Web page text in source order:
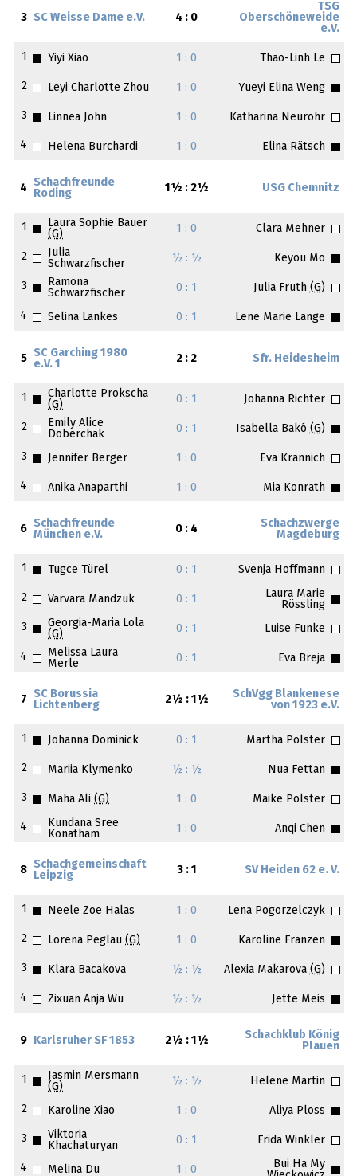
3 SC Weisse Dame e.V. 4 : 0
TSG
Oberschöneweide
e.V.
1 Yiyi Xiao 1 : 0 Thao-Linh Le
2 Leyi Charlotte Zhou 1 : 0 Yueyi Elina Weng
3 Linnea John 1 : 0 Katharina Neurohr
4 Helena Burchardi 1 : 0 Elina Rätsch
4
Schachfreunde
Roding
1½ : 2½ USG Chemnitz
1
Laura Sophie Bauer
(G)
1 : 0 Clara Mehner
2
Julia
Schwarzfischer
½ : ½ Keyou Mo
3
Ramona
Schwarzfischer
0 : 1 Julia Fruth (G)
4 Selina Lankes 0 : 1 Lene Marie Lange
5
SC Garching 1980
e.V. 1
2 : 2 Sfr. Heidesheim
1
Charlotte Prokscha
(G)
0 : 1 Johanna Richter
2
Emily Alice
Doberchak
0 : 1 Isabella Bakó (G)
3 Jennifer Berger 1 : 0 Eva Krannich
4 Anika Anaparthi 1 : 0 Mia Konrath
6
Schachfreunde
München e.V.
0 : 4
Schachzwerge
Magdeburg
1 Tugce Türel 0 : 1 Svenja Hoffmann
2 Varvara Mandzuk 0 : 1
Laura Marie
Rössling
3
Georgia-Maria Lola
(G)
0 : 1 Luise Funke
4
Melissa Laura
Merle
0 : 1 Eva Breja
7
SC Borussia
Lichtenberg
2½ : 1½
SchVgg Blankenese
von 1923 e.V.
1 Johanna Dominick 0 : 1 Martha Polster
2 Mariia Klymenko ½ : ½ Nua Fettan
3 Maha Ali(G) 1 : 0 Maike Polster
4
Kundana Sree
Konatham
1 : 0 Anqi Chen
8
Schachgemeinschaft
Leipzig
3 : 1 SV Heiden 62 e. V.
1 Neele Zoe Halas 1 : 0 Lena Pogorzelczyk
2 Lorena Peglau(G) 1 : 0 Karoline Franzen
3 Klara Bacakova ½ : ½ Alexia Makarova (G)
4 Zixuan Anja Wu ½ : ½ Jette Meis
9 Karlsruher SF 1853 2½ : 1½
Schachklub König
Plauen
1
Jasmin Mersmann
(G)
½ : ½ Helene Martin
2 Karoline Xiao 1 : 0 Aliya Ploss
3
Viktoria
Khachaturyan
0 : 1 Frida Winkler
4 Melina Du 1 : 0
Bui Ha My